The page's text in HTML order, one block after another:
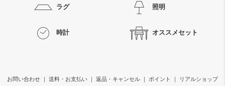
ラグ 照明
時計 オススメセット
お問い合わせ ｜ 送料・お支払い ｜ 返品・キャンセル ｜ ポイント ｜ リアルショップ